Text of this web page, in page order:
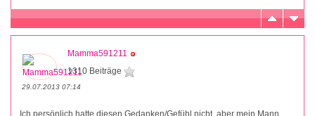
Mamma591211
1310 Beiträge
29.07.2013 07:14
Ich persönlich hatte diesen Gedanken/Gefühl nicht, aber mein Mann.